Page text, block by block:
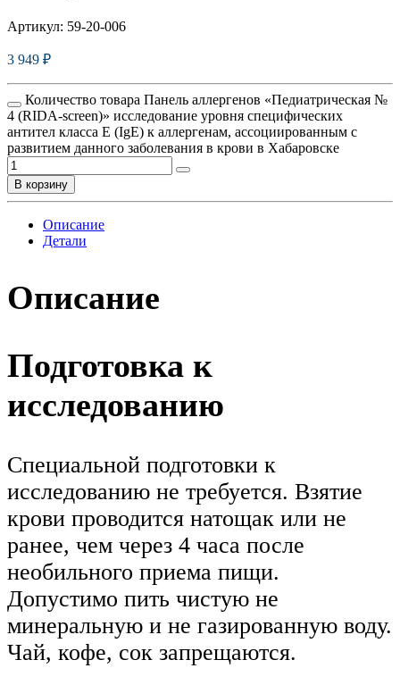
Артикул: 59-20-006
3 949 ₽
Количество товара Панель аллергенов «Педиатрическая №
4 (RIDA-screen)» исследование уровня специфических
антител класса E (IgE) к аллергенам, ассоциированным с
развитием данного заболевания в крови в Хабаровске
В корзину
Описание
Детали
Описание
Подготовка к
исследованию
Специальной подготовки к
исследованию не требуется. Взятие
крови проводится натощак или не
ранее, чем через 4 часа после
необильного приема пищи.
Допустимо пить чистую не
минеральную и не газированную воду.
Чай, кофе, сок запрещаются.